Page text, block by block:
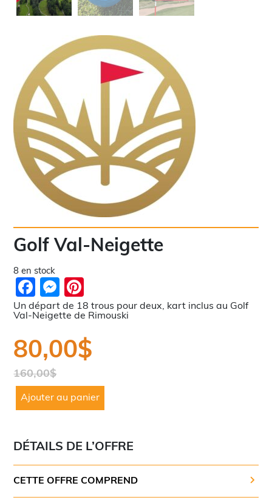
Golf Val-Neigette
Un départ de 18 trous pour deux, kart inclus au Golf
Val-Neigette de Rimouski
160,00$
Le
prix
initial
80,00$
Le
prix
actuel
8 en stock
de
Un
trous
deux,
kart
au
Ajouter au panier
Facebook
Messenger
DÉTAILS DE L’OFFRE
CETTE OFFRE COMPREND